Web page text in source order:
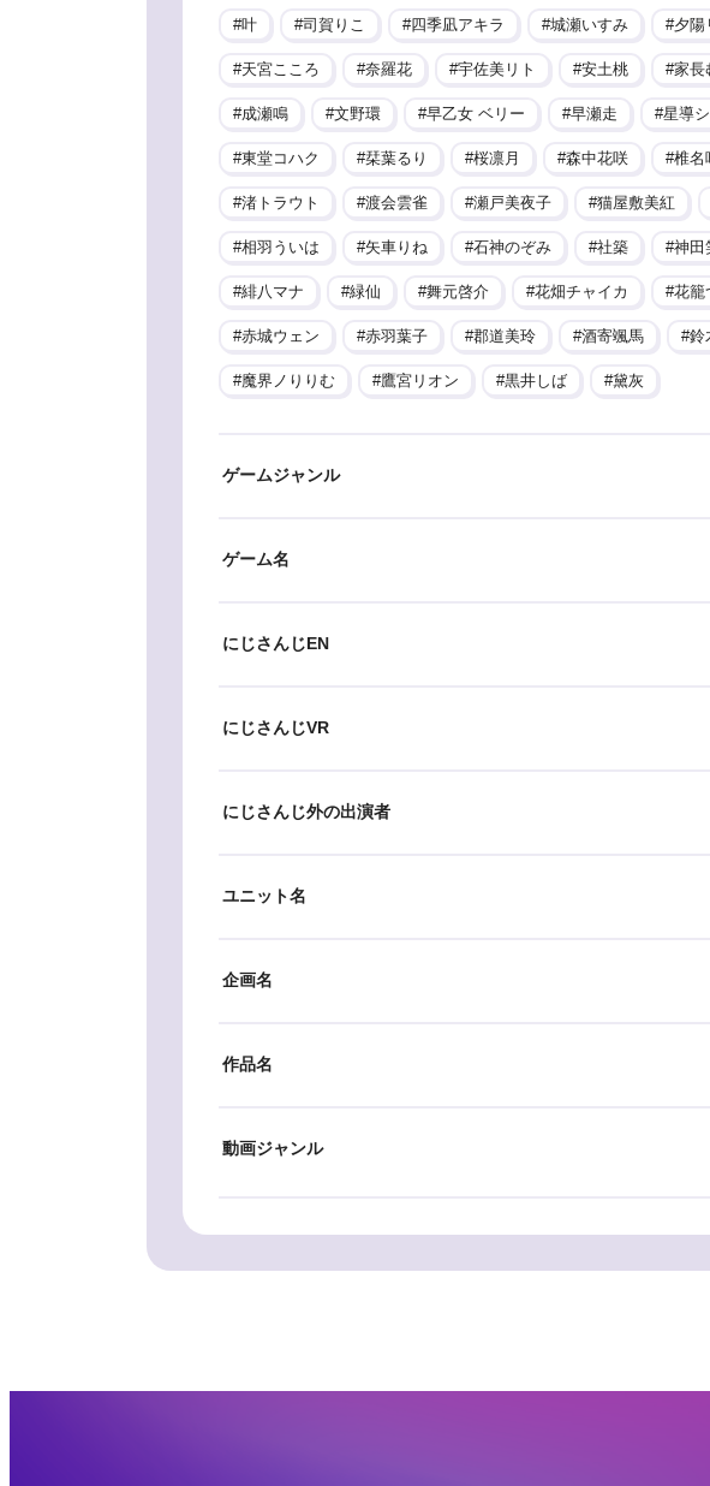
叶 司賀りこ 四季凪アキラ 城瀬いすみ 夕陽
天宮こころ 奈羅花 宇佐美リト 安土桃 家長
成瀬鳴 文野環 早乙女 ベリー 早瀬走 星導
東堂コハク 栞葉るり 桜凛月 森中花咲 椎名
渚トラウト 渡会雲雀 瀬戸美夜子 猫屋敷美紅
相羽ういは 矢車りね 石神のぞみ 社築 神田
緋八マナ 緑仙 舞元啓介 花畑チャイカ 花籠
赤城ウェン 赤羽葉子 郡道美玲 酒寄颯馬 鈴
魔界ノりりむ 鷹宮リオン 黒井しば 黛灰
ゲームジャンル
ゲーム名
にじさんじEN
にじさんじVR
にじさんじ外の出演者
ユニット名
企画名
作品名
動画ジャンル